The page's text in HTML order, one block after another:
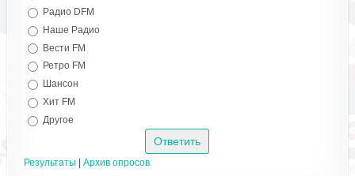
Радио DFM
Наше Радио
Вести FM
Ретро FM
Шансон
Хит FM
Другое
Результаты | Архив опросов